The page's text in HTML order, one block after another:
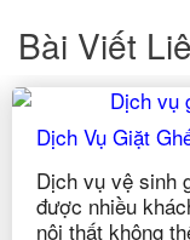
Bài Viết
Dịch Vụ Giặt
Mục LụcGiới
ThưDịch vụ
VỤ GIẶT VÀ